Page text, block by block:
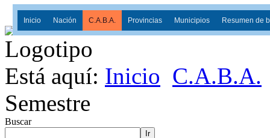
Inicio Nación C.A.B.A. Provincias Municipios Resumen de
Está aquí: Inicio C.A.B.A.
Semestre
Buscar
Ir